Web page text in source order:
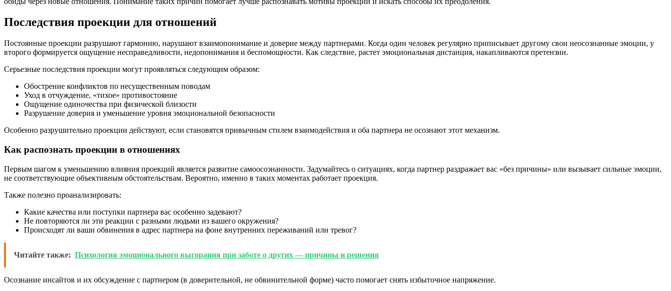
Последствия проекции для отношений
Постоянные проекции разрушают гармонию, нарушают взаимопонимание и доверие между партнерами. Когда один человек регулярно приписывает другому свои неосознанные эмоции, у
второго формируется ощущение несправедливости, недопонимания и беспомощности. Как следствие, растет эмоциональная дистанция, накапливаются претензии.
Серьезные последствия проекции могут проявляться следующим образом:
Обострение конфликтов по несущественным поводам
Уход в отчуждение, «тихое» противостояние
Ощущение одиночества при физической близости
Разрушение доверия и уменьшение уровня эмоциональной безопасности
Особенно разрушительно проекции действуют, если становятся привычным стилем взаимодействия и оба партнера не осознают этот механизм.
Как распознать проекции в отношениях
Первым шагом к уменьшению влияния проекций является развитие самоосознанности. Задумайтесь о ситуациях, когда партнер раздражает вас «без причины» или вызывает сильные эмоции,
не соответствующие объективным обстоятельствам. Вероятно, именно в таких моментах работает проекция.
Также полезно проанализировать:
Какие качества или поступки партнера вас особенно задевают?
Не повторяются ли эти реакции с разными людьми из вашего окружения?
Происходят ли ваши обвинения в адрес партнера на фоне внутренних переживаний или тревог?
Читайте также: Психология эмоционального выгорания при заботе о других — причины и решения
Осознание инсайтов и их обсуждение с партнером (в доверительной, не обвинительной форме) часто помогает снять избыточное напряжение.